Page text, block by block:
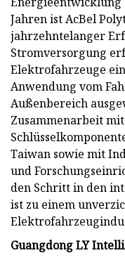
Jahren ist AcBel
jahrzehntelanger
Stromversorgung
Elektrofahrzeuge
Anwendung vom
Außenbereich
Zusammenarbeit
Taiwan sowie mit
und
den Schritt in den
ist zu einem
Guangdong LY